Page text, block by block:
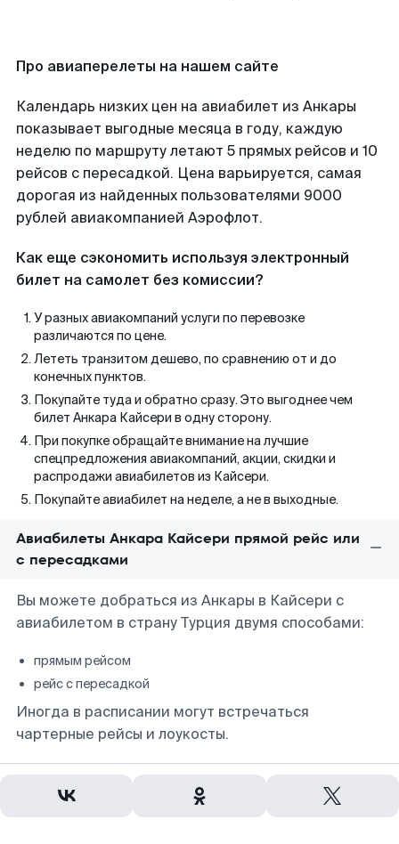
Про авиаперелеты на нашем сайте
Календарь низких цен на авиабилет из Анкары
показывает выгодные месяца в году, каждую
неделю по маршруту летают 5 прямых рейсов и 10
рейсов с пересадкой. Цена варьируется, самая
дорогая из найденных пользователями 9000
рублей авиакомпанией Аэрофлот.
Как еще сэкономить используя электронный
билет на самолет без комиссии?
У разных авиакомпаний услуги по перевозке
различаются по цене.
Лететь транзитом дешево, по сравнению от и до
конечных пунктов.
Покупайте туда и обратно сразу. Это выгоднее чем
билет Анкара Кайсери в одну сторону.
При покупке обращайте внимание на лучшие
спецпредложения авиакомпаний, акции, скидки и
распродажи авиабилетов из Кайсери.
Покупайте авиабилет на неделе, а не в выходные.
Авиабилеты Анкара Кайсери прямой рейс или
с пересадками
Вы можете добраться из Анкары в Кайсери с
авиабилетом в страну Турция двумя способами:
прямым рейсом
рейс с пересадкой
Иногда в расписании могут встречаться
чартерные рейсы и лоукосты.